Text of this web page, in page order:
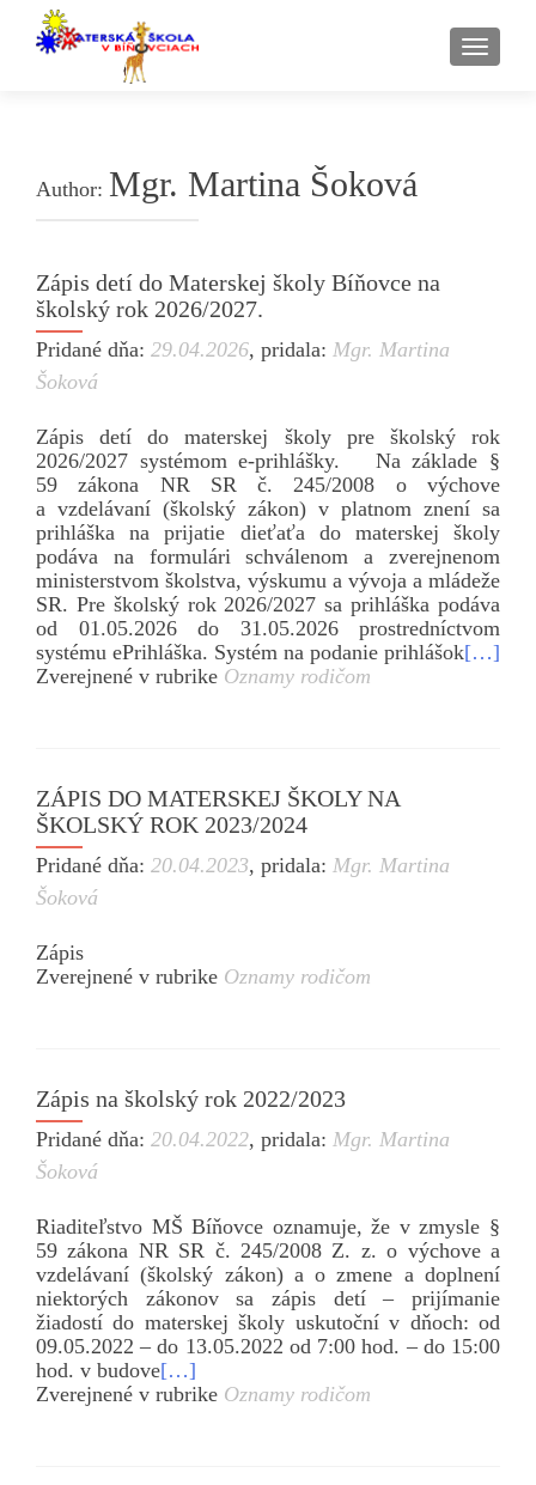
Author: Mgr. Martina Šoková
Zápis detí do Materskej školy Bíňovce na
školský rok 2026/2027.
Pridané dňa: 29.04.2026, pridala: Mgr. Martina
Šoková
Zápis detí do materskej školy pre školský rok
2026/2027 systémom e-prihlášky. Na základe §
59 zákona NR SR č. 245/2008 o výchove
a vzdelávaní (školský zákon) v platnom znení sa
prihláška na prijatie dieťaťa do materskej školy
podáva na formulári schválenom a zverejnenom
ministerstvom školstva, výskumu a vývoja a mládeže
SR. Pre školský rok 2026/2027 sa prihláška podáva
od 01.05.2026 do 31.05.2026 prostredníctvom
systému ePrihláška. Systém na podanie prihlášok[…]
Zverejnené v rubrike Oznamy rodičom
ZÁPIS DO MATERSKEJ ŠKOLY NA
ŠKOLSKÝ ROK 2023/2024
Pridané dňa: 20.04.2023, pridala: Mgr. Martina
Šoková
Zápis
Zverejnené v rubrike Oznamy rodičom
Zápis na školský rok 2022/2023
Pridané dňa: 20.04.2022, pridala: Mgr. Martina
Šoková
Riaditeľstvo MŠ Bíňovce oznamuje, že v zmysle §
59 zákona NR SR č. 245/2008 Z. z. o výchove a
vzdelávaní (školský zákon) a o zmene a doplnení
niektorých zákonov sa zápis detí – prijímanie
žiadostí do materskej školy uskutoční v dňoch: od
09.05.2022 – do 13.05.2022 od 7:00 hod. – do 15:00
hod. v budove[…]
Zverejnené v rubrike Oznamy rodičom